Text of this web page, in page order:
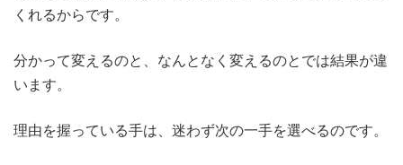
くれるからです。
分かって変えるのと、なんとなく変えるのとでは結果が違
います。
理由を握っている手は、迷わず次の一手を選べるのです。